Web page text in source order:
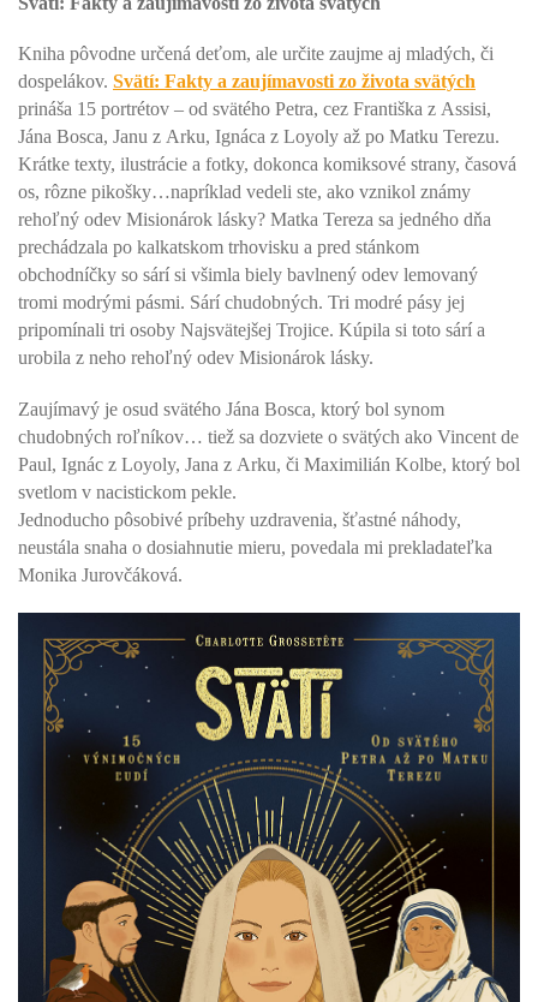
Kniha pôvodne určená deťom, ale určite zaujme aj mladých, či
dospelákov. Svätí: Fakty a zaujímavosti zo života svätých
prináša 15 portrétov – od svätého Petra, cez Františka z Assisi,
Jána Bosca, Janu z Arku, Ignáca z Loyoly až po Matku Terezu.
Krátke texty, ilustrácie a fotky, dokonca komiksové strany, časová
os, rôzne pikošky…napríklad vedeli ste, ako vznikol známy
rehoľný odev Misionárok lásky? Matka Tereza sa jedného dňa
prechádzala po kalkatskom trhovisku a pred stánkom
obchodníčky so sárí si všimla biely bavlnený odev lemovaný
tromi modrými pásmi. Sárí chudobných. Tri modré pásy jej
pripomínali tri osoby Najsvätejšej Trojice. Kúpila si toto sárí a
urobila z neho rehoľný odev Misionárok lásky.
Zaujímavý je osud svätého Jána Bosca, ktorý bol synom
chudobných roľníkov… tiež sa dozviete o svätých ako Vincent de
Paul, Ignác z Loyoly, Jana z Arku, či Maximilián Kolbe, ktorý bol
svetlom v nacistickom pekle.
Jednoducho pôsobivé príbehy uzdravenia, šťastné náhody,
neustála snaha o dosiahnutie mieru, povedala mi prekladateľka
Monika Jurovčáková.